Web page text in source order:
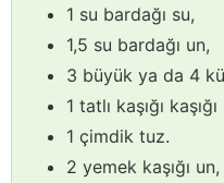
1 su bardağı su,
1,5 su bardağı un,
3 büyük ya da 4
1 tatlı kaşığı
1 çimdik tuz.
2 yemek kaşığı un,